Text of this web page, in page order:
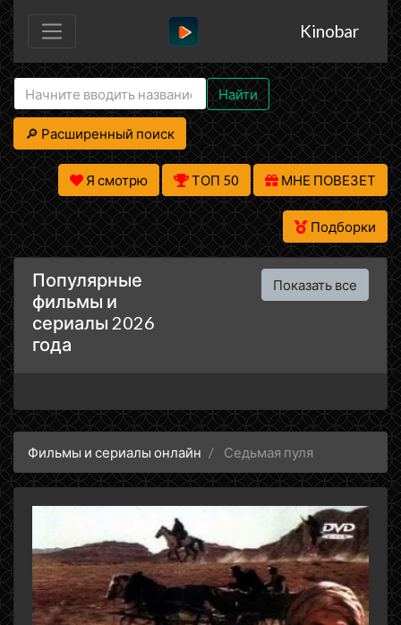
Kinobar
Найти
🔎 Расширенный поиск
Я смотрю ТОП 50 МНЕ ПОВЕЗЕТ
Подборки
Популярные
фильмы и
сериалы 2026
года
Показать все
Фильмы и сериалы онлайн Седьмая пуля